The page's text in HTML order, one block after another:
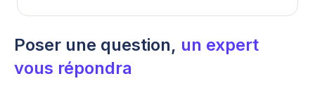
Poser une question, un expert
vous répondra